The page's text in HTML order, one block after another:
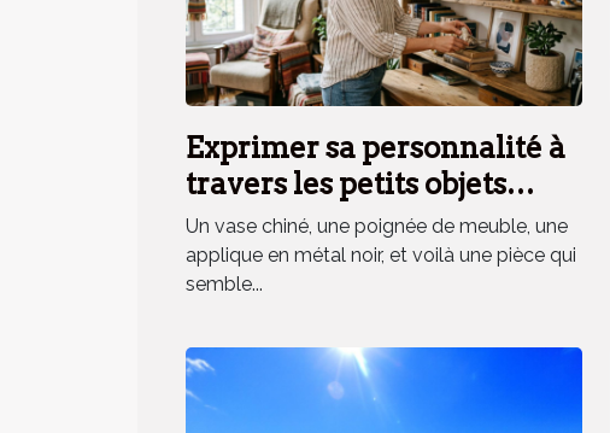
Exprimer sa personnalité à
travers les petits objets
déco, mythe ou réalité ?
Un vase chiné, une poignée de meuble, une
applique en métal noir, et voilà une pièce qui
semble...